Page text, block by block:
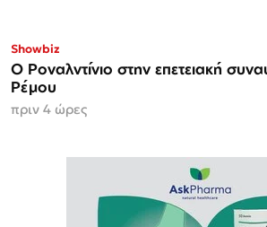
Showbiz
Ο Ροναλντίνιο στην επετειακή
Ρέμου
πριν 4 ώρες